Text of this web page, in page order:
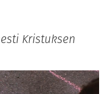
Kristuksen